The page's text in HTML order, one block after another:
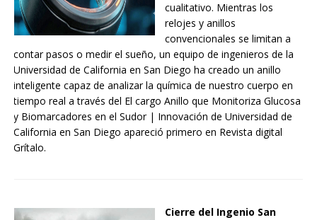
cualitativo. Mientras los
relojes y anillos
convencionales se limitan a
contar pasos o medir el sueño, un equipo de ingenieros de la
Universidad de California en San Diego ha creado un anillo
inteligente capaz de analizar la química de nuestro cuerpo en
tiempo real a través del El cargo Anillo que Monitoriza Glucosa
y Biomarcadores en el Sudor | Innovación de Universidad de
California en San Diego apareció primero en Revista digital
Grítalo.
Cierre del Ingenio San